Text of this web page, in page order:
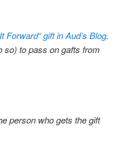
Forward“ gift in Aud’s Blog.
so) to pass on gafts from
person who gets the gift